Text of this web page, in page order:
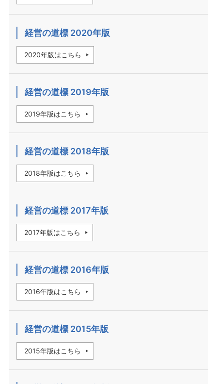
経営の道標 2020年版
2020年版はこちら
経営の道標 2019年版
2019年版はこちら
経営の道標 2018年版
2018年版はこちら
経営の道標 2017年版
2017年版はこちら
経営の道標 2016年版
2016年版はこちら
経営の道標 2015年版
2015年版はこちら